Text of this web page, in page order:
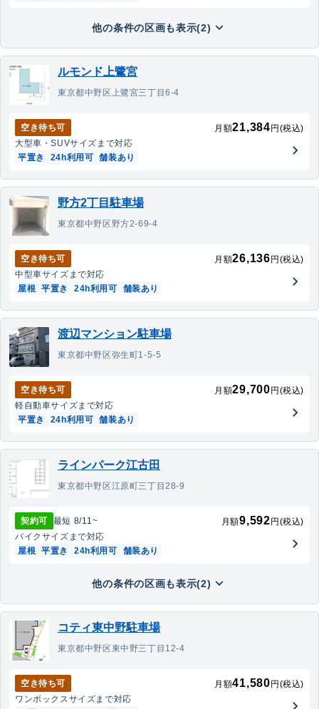
他の条件の区画も表示(2)
ルモンド上鷺宮
東京都中野区上鷺宮三丁目6-4
空き待ち可 月額21,384 円(税込)
大型車・SUVサイズまで対応
平置き
24h利用可 舗装あり
野方2丁目駐車場
東京都中野区野方2-69-4
空き待ち可 月額26,136 円(税込)
中型車サイズまで対応
屋根 平置き 24h利用可 舗装あり
渡辺マンション駐車場
東京都中野区弥生町1-5-5
空き待ち可 月額29,700 円(税込)
軽自動車サイズまで対応
平置き
24h利用可 舗装あり
ラインパーク江古田
東京都中野区江原町三丁目28-9
契約可 最短 8/11~ 月額9,592 円(税込)
バイク サイズまで対応
屋根 平置き 24h利用可 舗装あり
他の条件の区画も表示(2)
コティ東中野駐車場
東京都中野区東中野三丁目12-4
空き待ち可 月額41,580 円(税込)
ワンボックスサイズまで対応